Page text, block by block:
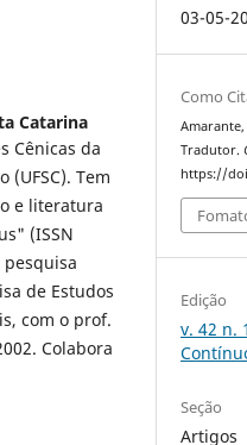
Catarina
Cênicas da
(UFSC). Tem
e literatura
(ISSN
de Estudos
com o prof.
Colabora
03-05-
Como
Tradutor.
https://
Edição
v. 42 n.
Seção
Artigos